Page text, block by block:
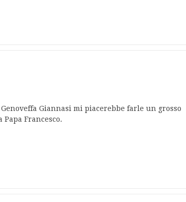
Giannasi mi piacerebbe farle un grosso
Francesco.